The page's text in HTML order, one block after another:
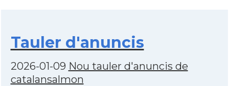
Tauler d'anuncis
2026-01-09 Nou tauler d'anuncis de
catalansalmon